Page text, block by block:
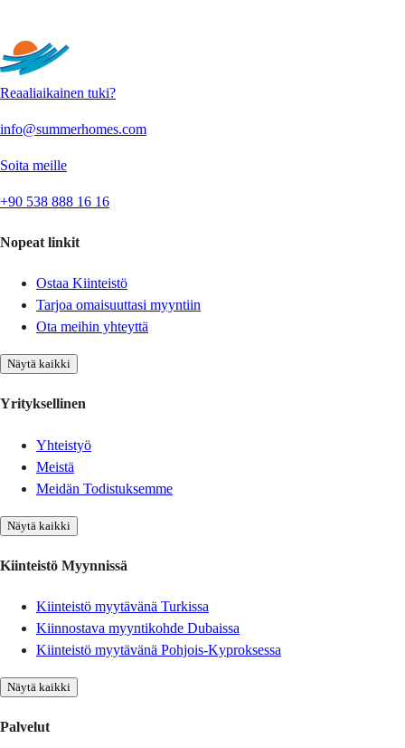
Reaaliaikainen tuki?
info@summerhomes.com
Soita meille
+90 538 888 16 16
Nopeat linkit
Ostaa Kiinteistö
Tarjoa omaisuuttasi myyntiin
Ota meihin yhteyttä
Näytä kaikki
Yrityksellinen
Yhteistyö
Meistä
Meidän Todistuksemme
Näytä kaikki
Kiinteistö Myynnissä
Kiinteistö myytävänä Turkissa
Kiinnostava myyntikohde Dubaissa
Kiinteistö myytävänä Pohjois-Kyproksessa
Näytä kaikki
Palvelut